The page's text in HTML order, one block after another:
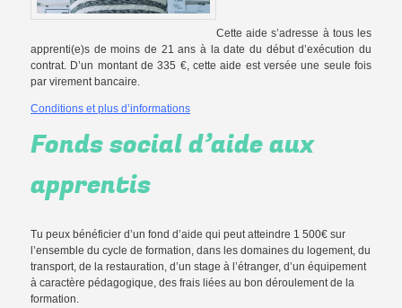
Cette aide s’adresse à tous les
apprenti(e)s de moins de 21 ans à la date du début d’exécution du
contrat. D’un montant de 335 €, cette aide est versée une seule fois
par virement bancaire.
Conditions et plus d’informations
Fonds social d’aide aux
apprentis
Tu peux bénéficier d’un fond d’aide qui peut atteindre 1 500€ sur
l’ensemble du cycle de formation, dans les domaines du logement, du
transport, de la restauration, d’un stage à l’étranger, d’un équipement
à caractère pédagogique, des frais liées au bon déroulement de la
formation.